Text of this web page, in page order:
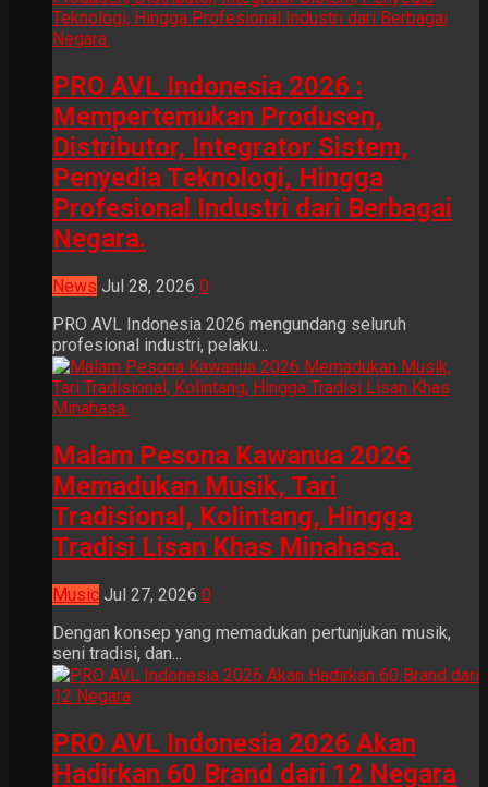
PRO AVL Indonesia 2026 :
Mempertemukan Produsen,
Distributor, Integrator Sistem,
Penyedia Teknologi, Hingga
Profesional Industri dari Berbagai
Negara.
News Jul 28, 2026 0
PRO AVL Indonesia 2026 mengundang seluruh
profesional industri, pelaku...
Malam Pesona Kawanua 2026
Memadukan Musik, Tari
Tradisional, Kolintang, Hingga
Tradisi Lisan Khas Minahasa.
Music Jul 27, 2026 0
Dengan konsep yang memadukan pertunjukan musik,
seni tradisi, dan...
PRO AVL Indonesia 2026 Akan
Hadirkan 60 Brand dari 12 Negara